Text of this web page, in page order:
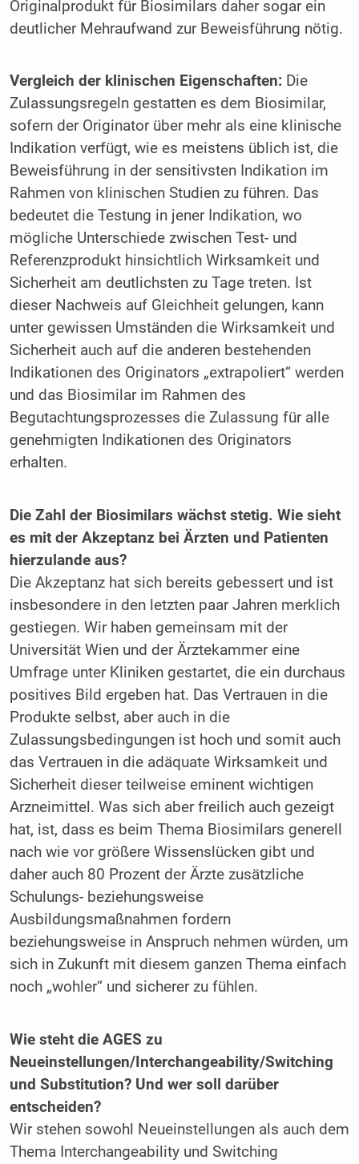
Originalprodukt für Biosimilars daher sogar ein
deutlicher Mehraufwand zur Beweisführung nötig.
Vergleich der klinischen Eigenschaften: Die
Zulassungsregeln gestatten es dem Biosimilar,
sofern der Originator über mehr als eine klinische
Indikation verfügt, wie es meistens üblich ist, die
Beweisführung in der sensitivsten Indikation im
Rahmen von klinischen Studien zu führen. Das
bedeutet die Testung in jener Indikation, wo
mögliche Unterschiede zwischen Test- und
Referenzprodukt hinsichtlich Wirksamkeit und
Sicherheit am deutlichsten zu Tage treten. Ist
dieser Nachweis auf Gleichheit gelungen, kann
unter gewissen Umständen die Wirksamkeit und
Sicherheit auch auf die anderen bestehenden
Indikationen des Originators „extrapoliert“ werden
und das Biosimilar im Rahmen des
Begutachtungsprozesses die Zulassung für alle
genehmigten Indikationen des Originators
erhalten.
Die Zahl der Biosimilars wächst stetig. Wie sieht
es mit der Akzeptanz bei Ärzten und Patienten
hierzulande aus?
Die Akzeptanz hat sich bereits gebessert und ist
insbesondere in den letzten paar Jahren merklich
gestiegen. Wir haben gemeinsam mit der
Universität Wien und der Ärztekammer eine
Umfrage unter Kliniken gestartet, die ein durchaus
positives Bild ergeben hat. Das Vertrauen in die
Produkte selbst, aber auch in die
Zulassungsbedingungen ist hoch und somit auch
das Vertrauen in die adäquate Wirksamkeit und
Sicherheit dieser teilweise eminent wichtigen
Arzneimittel. Was sich aber freilich auch gezeigt
hat, ist, dass es beim Thema Biosimilars generell
nach wie vor größere Wissenslücken gibt und
daher auch 80 Prozent der Ärzte zusätzliche
Schulungs- beziehungsweise
Ausbildungsmaßnahmen fordern
beziehungsweise in Anspruch nehmen würden, um
sich in Zukunft mit diesem ganzen Thema einfach
noch „wohler“ und sicherer zu fühlen.
Wie steht die AGES zu
Neueinstellungen/Interchangeability/Switching
und Substitution? Und wer soll darüber
entscheiden?
Wir stehen sowohl Neueinstellungen als auch dem
Thema Interchangeability und Switching